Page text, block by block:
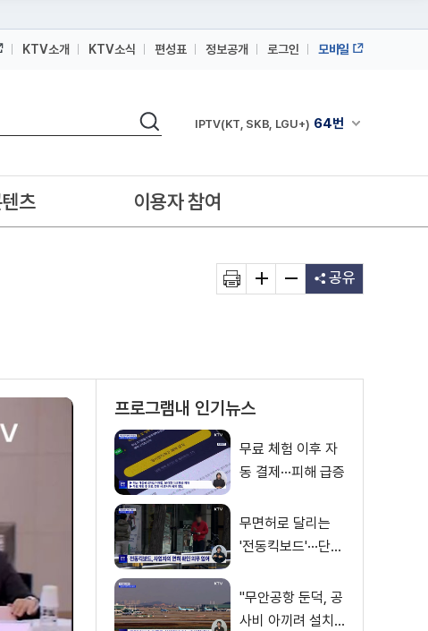
KTV소개 KTV소식 편성표 정보공개 로그인 모바일
검색 채널안내 펼쳐
IPTV(KT, SKB, LGU+) 64번
IPTV(KT, SKB, LGU+)
츠 이용자 참여
공유
프로그램내 인기뉴스
무료 체험 이후 자
동 결제···피해 급증
무면허로 달리는
'전동킥보드'···단속
"무안공항 둔덕, 공
사비 아끼려 설치···